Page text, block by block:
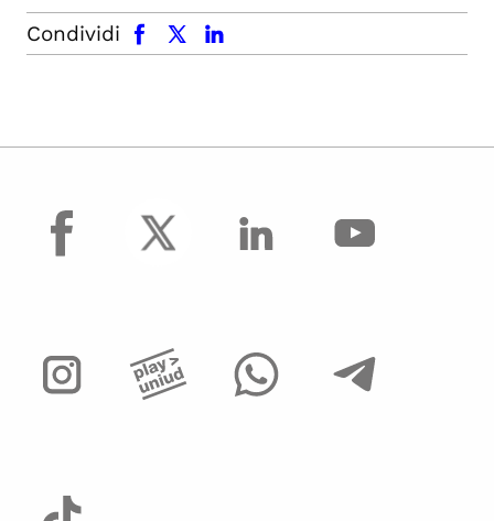
Condividi
facebook x.com linkedin
facebook